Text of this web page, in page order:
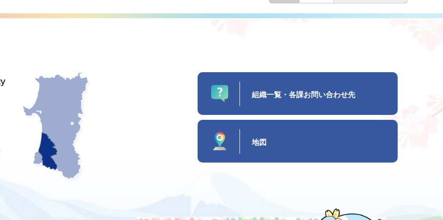
組織一覧・各課お問い合わせ先
地図